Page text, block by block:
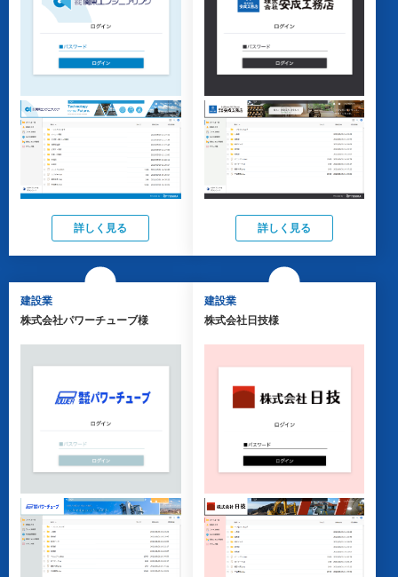
詳しく見る 詳しく見る
建設業
株式会社パワーチューブ様
建設業
株式会社日技様